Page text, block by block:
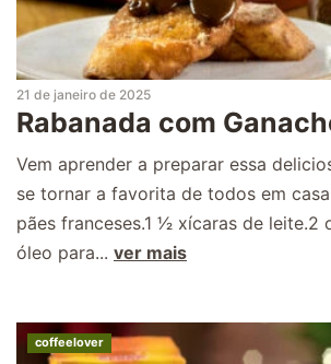
21 de janeiro de 2025
Rabanada com
Vem aprender a preparar essa
se tornar a favorita de todos em
pães franceses.1 1⁄2 xícaras de leite.2
óleo para... ver mais
coffeelover